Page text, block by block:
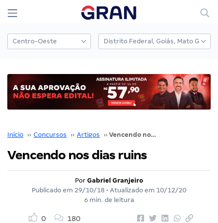
Início ›› Concursos ›› Artigos ›› Vencendo nos dias ruins
Vencendo nos dias ruins
Por Gabriel Granjeiro
Publicado em 29/10/18 • Atualizado em 10/12/20
6 min. de leitura
0 180